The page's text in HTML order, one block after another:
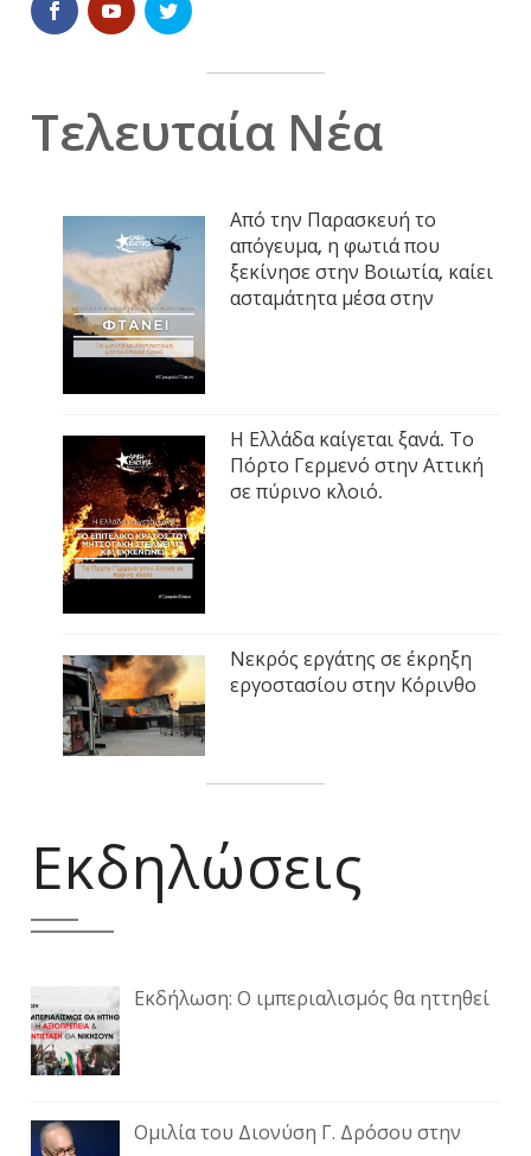
Τελευταία Νέα
Από την Παρασκευή το
απόγευμα, η φωτιά που
ξεκίνησε στην Βοιωτία, καίει
ασταμάτητα μέσα στην
Η Ελλάδα καίγεται ξανά. Το
Πόρτο Γερμενό στην Αττική
σε πύρινο κλοιό.
Νεκρός εργάτης σε έκρηξη
εργοστασίου στην Κόρινθο
Εκδηλώσεις
Εκδήλωση: Ο ιμπεριαλισμός θα ηττηθεί
Ομιλία του Διονύση Γ. Δρόσου στην